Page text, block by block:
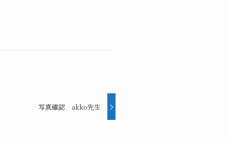
写真確認 akko先生